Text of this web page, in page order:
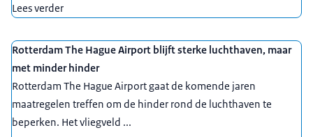
Lees verder
Rotterdam The Hague Airport blijft sterke luchthaven, maar
met minder hinder
Rotterdam The Hague Airport gaat de komende jaren
maatregelen treffen om de hinder rond de luchthaven te
beperken. Het vliegveld ...